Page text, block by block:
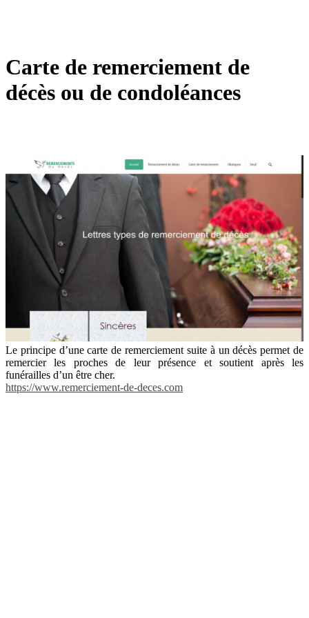
Carte de remerciement de
décès ou de condoléances
Le principe d’une carte de remerciement suite à un décès permet de
remercier les proches de leur présence et soutient après les
funérailles d’un être cher.
https://www.remerciement-de-deces.com